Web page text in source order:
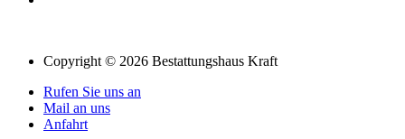
Copyright © 2026 Bestattungshaus Kraft
Rufen Sie uns an
Mail an uns
Anfahrt